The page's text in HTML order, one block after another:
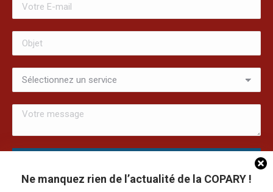
Ne manquez rien de l’actualité de la COPARY !